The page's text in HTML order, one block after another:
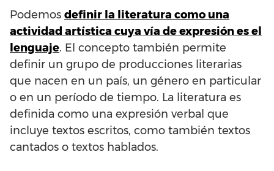
Podemos definir la literatura como una
actividad artística cuya vía de expresión es el
lenguaje. El concepto también permite
definir un grupo de producciones literarias
que nacen en un país, un género en particular
o en un período de tiempo. La literatura es
definida como una expresión verbal que
incluye textos escritos, como también textos
cantados o textos hablados.